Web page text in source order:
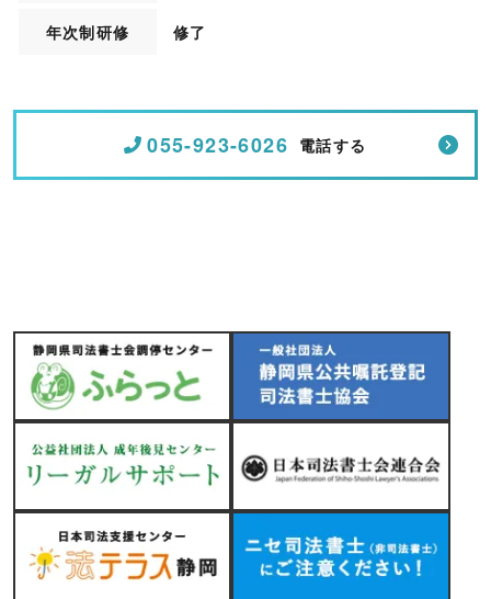
年次制研修 修了
055-923-6026 電話する